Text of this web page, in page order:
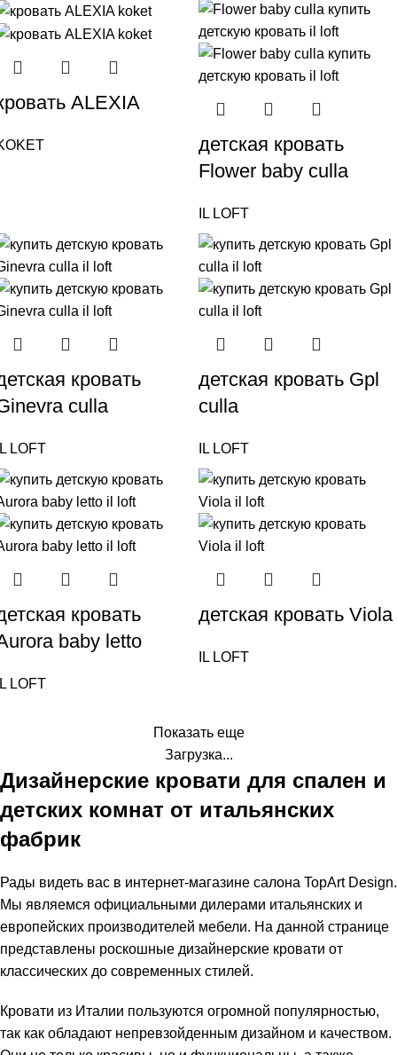
ALEXIA
детская кровать
Flower baby culla
IL LOFT
кровать
culla
LOFT
детская кровать Gpl
culla
IL LOFT
кровать
baby letto
LOFT
детская кровать Viola
IL LOFT
Показать еще
Загрузка...
Дизайнерские кровати для спален и
детских комнат от итальянских
фабрик
Рады видеть вас в интернет-магазине салона TopArt Design.
Мы являемся официальными дилерами итальянских и
европейских производителей мебели. На данной странице
представлены роскошные дизайнерские кровати от
классических до современных стилей.
Кровати из Италии пользуются огромной популярностью,
так как обладают непревзойденным дизайном и качеством.